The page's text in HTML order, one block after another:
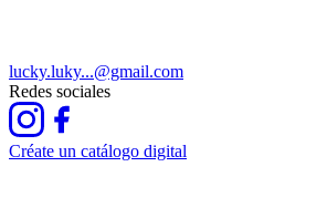
lucky.luky...@gmail.com
Redes sociales
Créate un catálogo digital